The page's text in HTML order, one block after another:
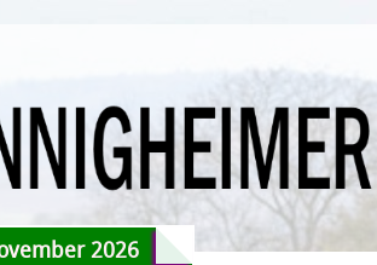
2026